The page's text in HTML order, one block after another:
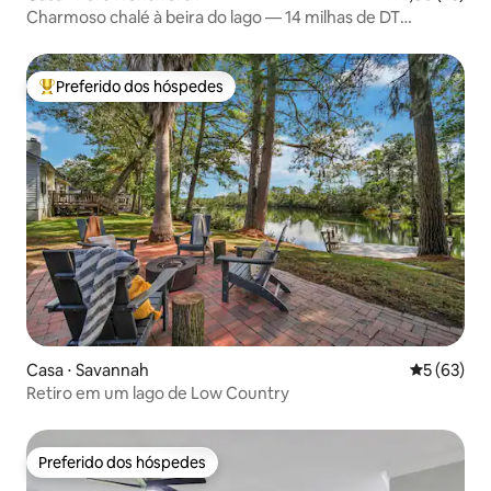
Charmoso chalé à beira do lago — 14 milhas de DT
Entre os melhores preferidos dos hóspedes
Preferido dos hóspedes
Casa ⋅ Savannah 5 de uma
5 (63)
Retiro em um lago de Low Country
Preferido dos hóspedes
Preferido dos hóspedes